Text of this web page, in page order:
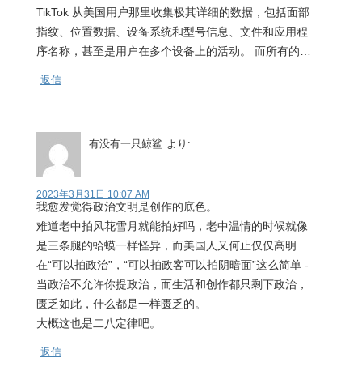
TikTok 从美国用户那里收集极其详细的数据，包括面部
指纹、位置数据、设备系统和型号信息、文件和应用程
序名称，甚至是用户在多个设备上的活动。 而所有的…
返信
有没有一只鲸鲨 より:
2023年3月31日 10:07 AM
我愈发觉得政治文明是创作的底色。
难道老中拍风花雪月就能拍好吗，老中温情的时候就像
是三条腿的蛤蟆一样怪异，而美国人又何止仅仅高明
在“可以拍政治”，“可以拍政客可以拍阴暗面”这么简单 -
当政治不允许你提政治，而生活和创作都只剩下政治，
匮乏如此，什么都是一样匮乏的。
大概这也是二八定律吧。
返信